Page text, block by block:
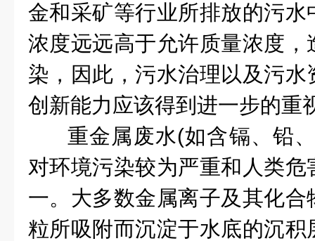
金和采矿等行业所排放的污
浓度远远高于允许质量浓度
染，因此，污水治理以及污
创新能力应该得到进一步的重
重金属废水(如含镉、铅
对环境污染较为严重和人类
一。大多数金属离子及其化
粒所吸附而沉淀于水底的沉